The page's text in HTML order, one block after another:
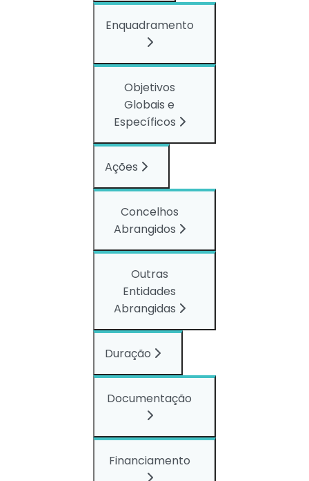
Enquadramento
Objetivos
Globais e
Específicos
Ações
Concelhos
Abrangidos
Outras
Entidades
Abrangidas
Duração